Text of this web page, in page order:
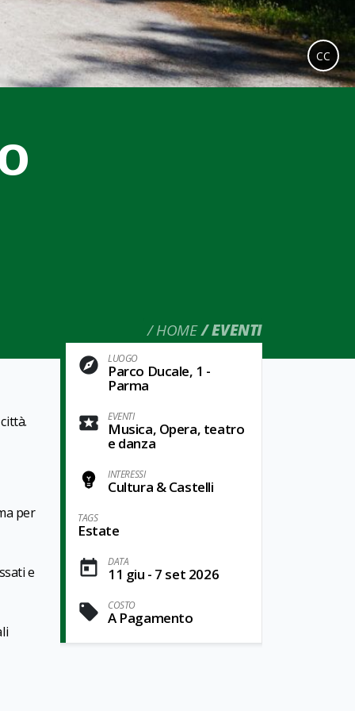
HOME EVENTI
CC
LUOGO
Parco Ducale, 1 -
Parma
EVENTI
Musica, Opera, teatro
e danza
INTERESSI
Cultura & Castelli
TAGS
Estate
DATA
11 giu - 7 set 2026
COSTO
A Pagamento
per
e